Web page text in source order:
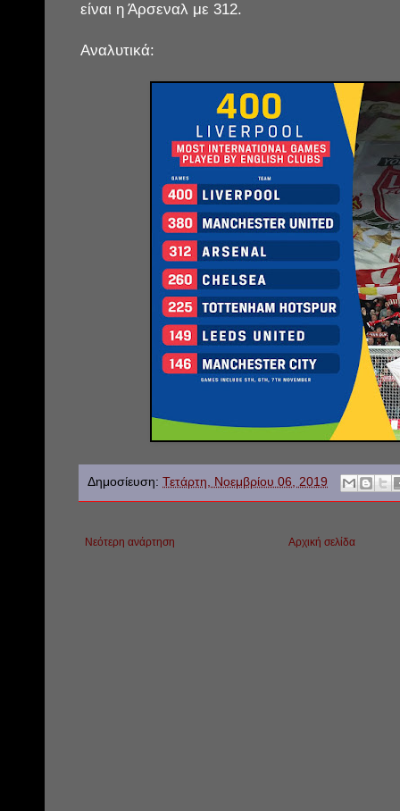
είναι η Άρσεναλ με 312.
Αναλυτικά:
Δημοσίευση: Τετάρτη, Νοεμβρίου 06, 2019
Νεότερη ανάρτηση Αρχική σελίδα